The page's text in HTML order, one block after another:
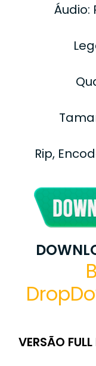
Áudio:
Rip,
VERSÃO